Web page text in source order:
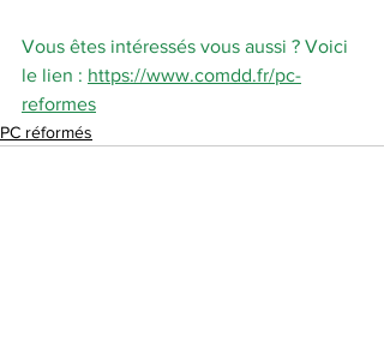
Vous êtes intéressés vous aussi ? Voici
le lien : https://www.comdd.fr/pc-
reformes
PC réformés